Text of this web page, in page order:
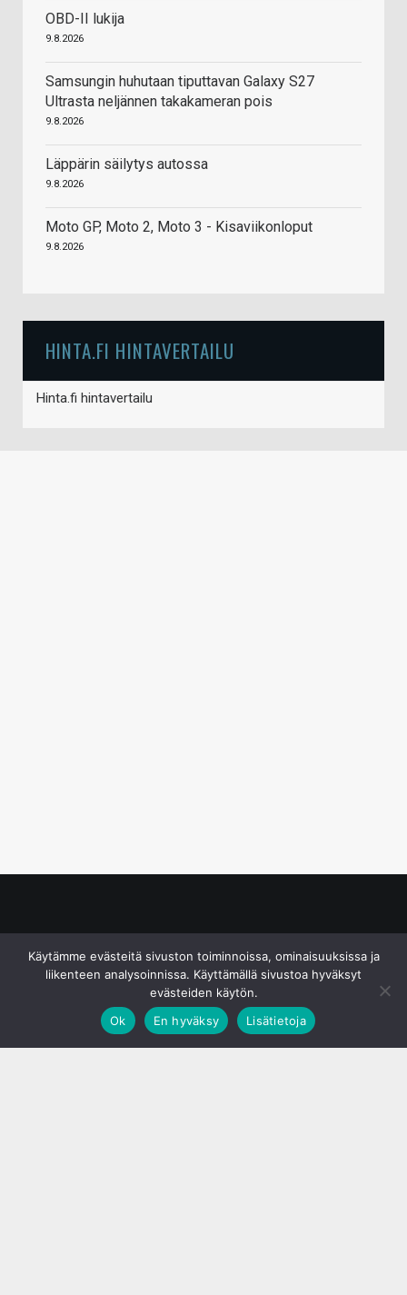
OBD-II lukija
9.8.2026
Samsungin huhutaan tiputtavan Galaxy S27
Ultrasta neljännen takakameran pois
9.8.2026
Läppärin säilytys autossa
9.8.2026
Moto GP, Moto 2, Moto 3 - Kisaviikonloput
9.8.2026
HINTA.FI HINTAVERTAILU
Hinta.fi hintavertailu
Käytämme evästeitä sivuston toiminnoissa, ominaisuuksissa ja
liikenteen analysoinnissa. Käyttämällä sivustoa hyväksyt
evästeiden käytön.
Ok
En hyväksy Lisätietoja